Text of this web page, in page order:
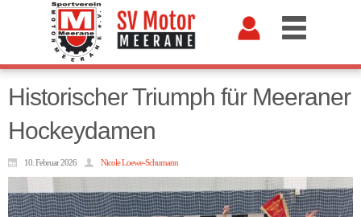
Historischer Triumph für Meeraner
Hockeydamen
10. Februar 2026 Nicole Loewe-Schumann